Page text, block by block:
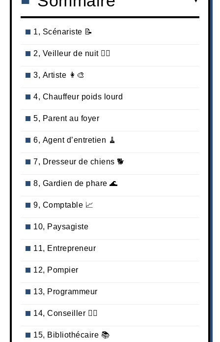
1, Scénariste 📝
2, Veilleur de nuit 👮‍♂️
3, Artiste 👩‍🎨
4, Chauffeur poids lourd
5, Parent au foyer
6, Agent d’entretien 🧹
7, Dresseur de chiens 🐕
8, Gardien de phare 🌊
9, Comptable 📈
10, Paysagiste
11, Entrepreneur
12, Pompier
13, Programmeur
14, Conseiller 👩‍⚕️
15, Bibliothécaire 📚